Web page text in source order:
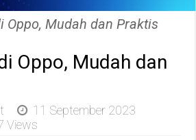
Oppo, Mudah dan Praktis
Oppo, Mudah dan
11 September 2023
Views